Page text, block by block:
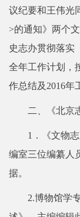
议纪要和王伟光
>的通知》两个
史志办贯彻落实
全年工作计划，
作总结及2016年
二、《北京志
1．《文物志
编室三位编纂人
据。
2.博物馆学专